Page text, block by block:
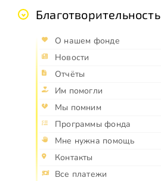
Благотворительность
О нашем фонде
Новости
Отчёты
Им помогли
Мы помним
Программы фонда
Мне нужна помощь
Контакты
Все платежи